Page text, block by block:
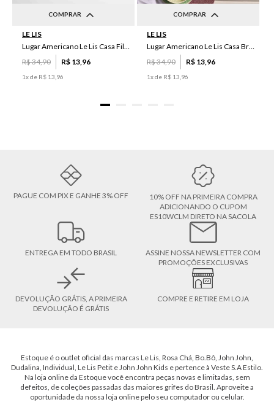
COMPRAR
LE LIS
Lugar Americano Le Lis Casa Filipa
R$34,90 R$ 13 96
1x de R$ 13 96
COMPRAR
LE LIS
Lugar Americano Le Lis Casa Brenda
R$34,90 R$ 13 96
1x de R$ 13 96
PAGUE COM PIX E GANHE 3% OFF
10% OFF NA PRIMEIRA COMPRA
ADICIONANDO O CUPOM
ES10WCLM DIRETO NA SACOLA
ENTREGA EM TODO BRASIL
ASSINE NOSSA NEWSLETTER COM
PROMOÇÕES EXCLUSIVAS
DEVOLUÇÃO GRÁTIS, A PRIMEIRA
DEVOLUÇÃO É GRÁTIS
COMPRE E RETIRE EM LOJA
Estoque é o outlet oficial das marcas Le Lis, Rosa Chá, Bo.Bô, John John,
Dudalina, Individual, Le Lis Petit e John John Kids e pertence à Veste S.A Estilo.
Na loja online da Estoque você encontra peças novas e limitadas, sem
defeitos, de coleções passadas das maiores grifes do Brasil. Aproveite a
oportunidade da nossa loja online pelo seu computador ou celular.